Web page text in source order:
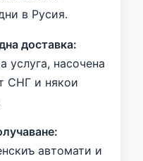
в Русия.
доставка:
услуга, насочена
СНГ и някои
автомати и